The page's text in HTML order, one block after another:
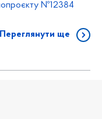
№12384
Переглянути ще